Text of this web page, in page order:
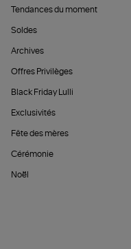
Tendances du moment
Soldes
Archives
Offres Privilèges
Black Friday Lulli
Exclusivités
Fête des mères
Cérémonie
Noël